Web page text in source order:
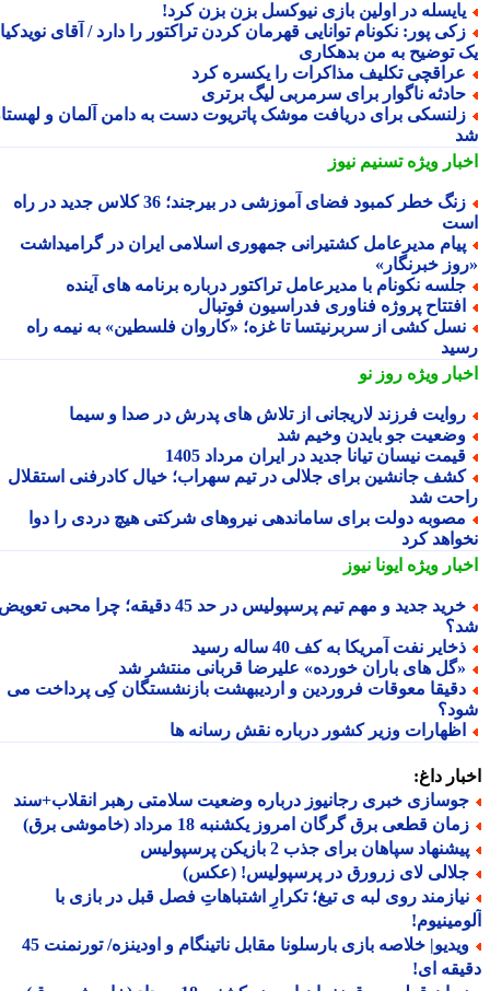
در اولین بازی نیوکسل بزن بزن کرد!
پور: نکونام توانایی قهرمان کردن تراکتور را دارد / آقای نویدکیا!
توضیح به من بدهکاری
تکلیف مذاکرات را یکسره کرد
ناگوار برای سرمربی لیگ برتری
برای دریافت موشک پاتریوت دست به دامن آلمان و لهستان
ویژهتسنیم نیوز
زنگ خطر کمبود فضای آموزشی در بیرجند؛ 36 کلاس جدید در راه
مدیرعامل کشتیرانی جمهوری اسلامی ایران در گرامیداشت
خبرنگار»
نکونام با مدیرعامل تراکتور درباره برنامه های آینده
پروژه فناوری فدراسیون فوتبال
کشی از سربرنیتسا تا غزه؛ «کاروان فلسطین» به نیمه راه
ویژهروز نو
فرزند لاریجانی از تلاش های پدرش در صدا و سیما
جو بایدن وخیم شد
نیسان تیانا جدید در ایران مرداد 1405
جانشین برای جلالی در تیم سهراب؛ خیال کادرفنی استقلال
شد
دولت برای ساماندهی نیروهای شرکتی هیچ دردی را دوا
کرد
ویژهایونا نیوز
خرید جدید و مهم تیم پرسپولیس در حد 45 دقیقه؛ چرا محبی تعویض
نفت آمریکا به کف 40 ساله رسید
های باران خورده» علیرضا قربانی منتشر شد
معوقات فروردین و اردیبهشت بازنشستگان کِی پرداخت می
وزیر کشور درباره نقش رسانه ها
داغ:
خبری رجانیوز درباره وضعیت سلامتی رهبر انقلاب+سند
قطعی برق گرگان امروز یکشنبه 18 مرداد (خاموشی برق)
سپاهان برای جذب 2 بازیکن پرسپولیس
لای زرورق در پرسپولیس! (عکس)
روی لبه ی تیغ؛ تکرارِ اشتباهاتِ فصل قبل در بازی با
ویدیو| خلاصه بازی بارسلونا مقابل ناتینگام و اودینزه/ تورنمنت 45
ای!